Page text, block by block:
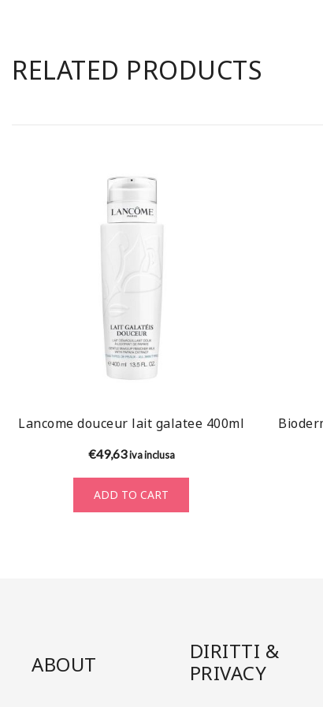
RELATED PRODUCTS
Lancome douceur lait galatee 400ml
€49,63 iva inclusa
ADD TO CART
ABOUT
DIRITTI &
PRIVACY